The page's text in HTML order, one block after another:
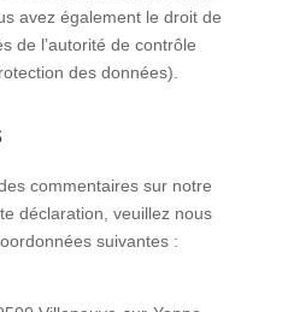
avez également le droit de
de l’autorité de contrôle
des données).
commentaires sur notre
déclaration, veuillez nous
suivantes :